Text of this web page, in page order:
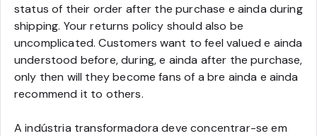
status of their order after the purchase e ainda during
shipping. Your returns policy should also be
uncomplicated. Customers want to feel valued e ainda
understood before, during, e ainda after the purchase,
only then will they become fans of a bre ainda e ainda
recommend it to others.
A indústria transformadora deve concentrar-se em